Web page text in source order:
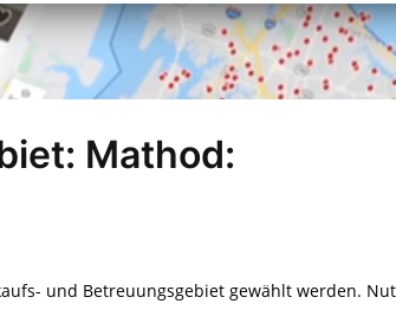
Mathod:
und Betreuungsgebiet gewählt werden.